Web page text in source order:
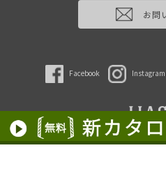
お問
Facebook Instagram